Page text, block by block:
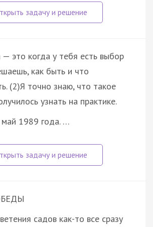
это когда у тебя есть выбор
как быть и что
(2)Я точно знаю, что такое
узнать на практике.
1989 года. …
садов как-то все сразу